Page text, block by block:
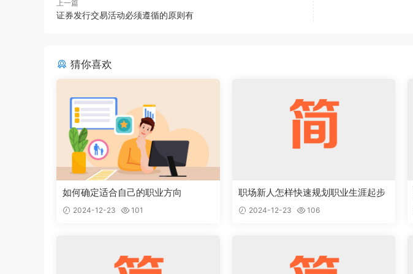
上一篇
证券发行交易活动必须遵循的原则有
猜你喜欢
如何确定适合自己的职业方向
2024-12-23 101
职场新人怎样快速规划职业生涯起步
2024-12-23 106